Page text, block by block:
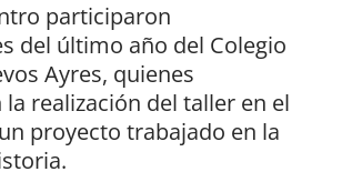
participaron
del último año del Colegio
Ayres, quienes
realización del taller en el
proyecto trabajado en la